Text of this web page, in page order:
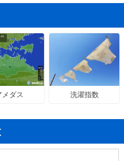
メダス 洗濯指数